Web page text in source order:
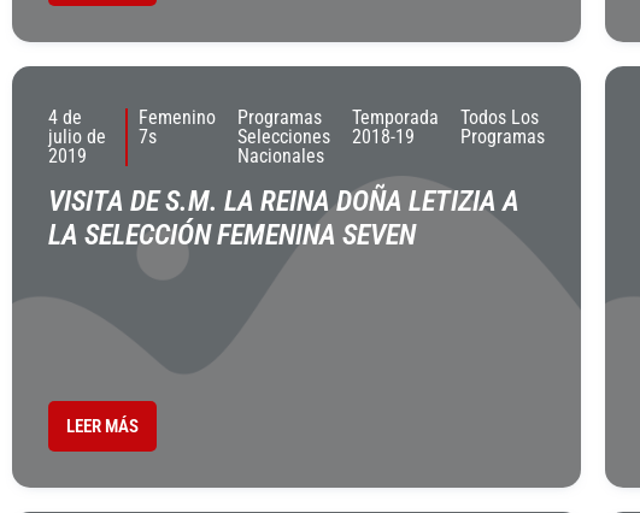
4 de
julio de
2019
Femenino
7s
Programas
Selecciones
Nacionales
Temporada
2018-19
Todos Los
Programas
VISITA DE S.M. LA REINA DOÑA LETIZIA A
LA SELECCIÓN FEMENINA SEVEN
LEER MÁS